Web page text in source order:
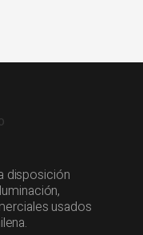
disposición
usados